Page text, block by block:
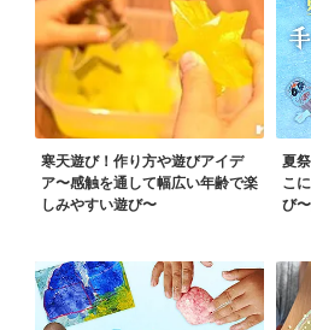
寒天遊び！作り方や遊びアイデ
ア〜感触を通して幅広い年齢で楽
しみやすい遊び〜
夏
こ
び